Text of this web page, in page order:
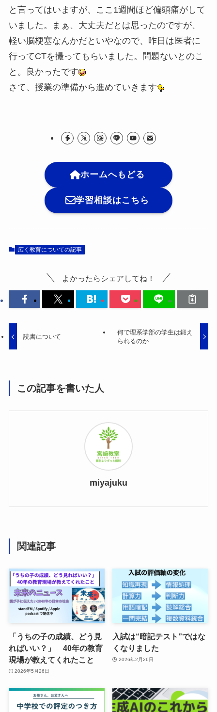
と言ってはいますが、ここ1週間ほど偏頭痛がして
いました。まぁ、大丈夫だとは思ったのですが、
軽い脳梗塞なんかだといやなので、昨日は医者に
行ってCTを撮ってもらいました。問題ないとのこ
と。良かったです
さて、授業の準備から進めていきます
ホームへもどる
学習相談はこちら
広く教育についての記事
よかったらシェアしてね！
読書について
何で理系学部の学生は鍛え
られるのか
この記事を書いた人
miyajuku
関連記事
「うちの子の成績、どう見
ればいい？」 40年の教育
現場が教えてくれたこと
2026年5月26日
入試は“暗記テスト”ではな
くなりました
2026年2月26日